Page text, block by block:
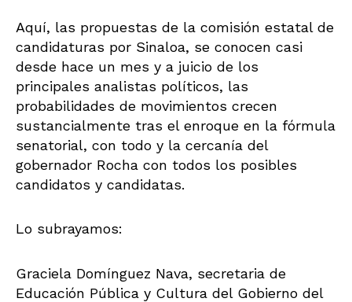
Aquí, las propuestas de la comisión estatal de
candidaturas por Sinaloa, se conocen casi
desde hace un mes y a juicio de los
principales analistas políticos, las
probabilidades de movimientos crecen
sustancialmente tras el enroque en la fórmula
senatorial, con todo y la cercanía del
gobernador Rocha con todos los posibles
candidatos y candidatas.
Lo subrayamos:
Graciela Domínguez Nava, secretaria de
Educación Pública y Cultura del Gobierno del